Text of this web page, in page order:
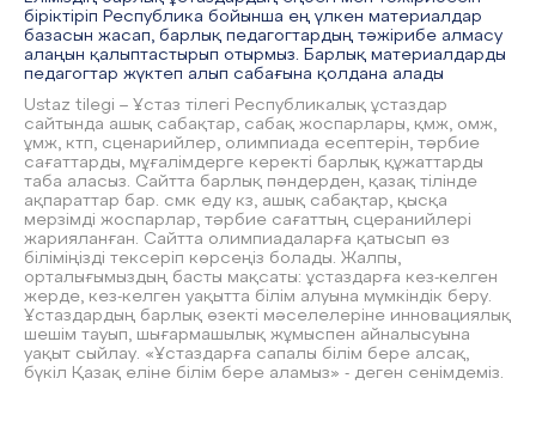
біріктіріп Республика бойынша ең үлкен материалдар
базасын жасап, барлық педагогтардың тәжірибе алмасу
алаңын қалыптастырып отырмыз. Барлық материалдарды
педагогтар жүктеп алып сабағына қолдана алады
Ustaz tilegi – Ұстаз тілегі Республикалық ұстаздар
сайтында ашық сабақтар, сабақ жоспарлары, қмж, омж,
ұмж, ктп, сценарийлер, олимпиада есептерін, тәрбие
сағаттарды, мұғалімдерге керекті барлық құжаттарды
таба аласыз. Сайтта барлық пәндерден, қазақ тілінде
ақпараттар бар. смк еду кз, ашық сабақтар, қысқа
мерзімді жоспарлар, тәрбие сағаттың сцеранийлері
жарияланған. Сайтта олимпиадаларға қатысып өз
біліміңізді тексеріп көрсеңіз болады. Жалпы,
орталығымыздың басты мақсаты: ұстаздарға кез-келген
жерде, кез-келген уақытта білім алуына мүмкіндік беру.
Ұстаздардың барлық өзекті мәселелеріне инновациялық
шешім тауып, шығармашылық жұмыспен айналысуына
уақыт сыйлау. «Ұстаздарға сапалы білім бере алсақ,
бүкіл Қазақ еліне білім бере аламыз» - деген сенімдеміз.